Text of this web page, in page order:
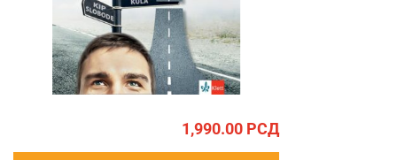
1,990.00 РСД